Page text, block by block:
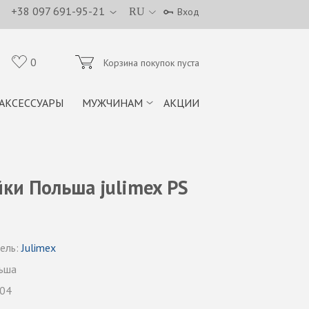
RU
+38 097 691-95-21 Вход
0 Корзина покупок пуста
МУЖЧИНАМ АКЦИИ
Польша julimex PS
Julimex